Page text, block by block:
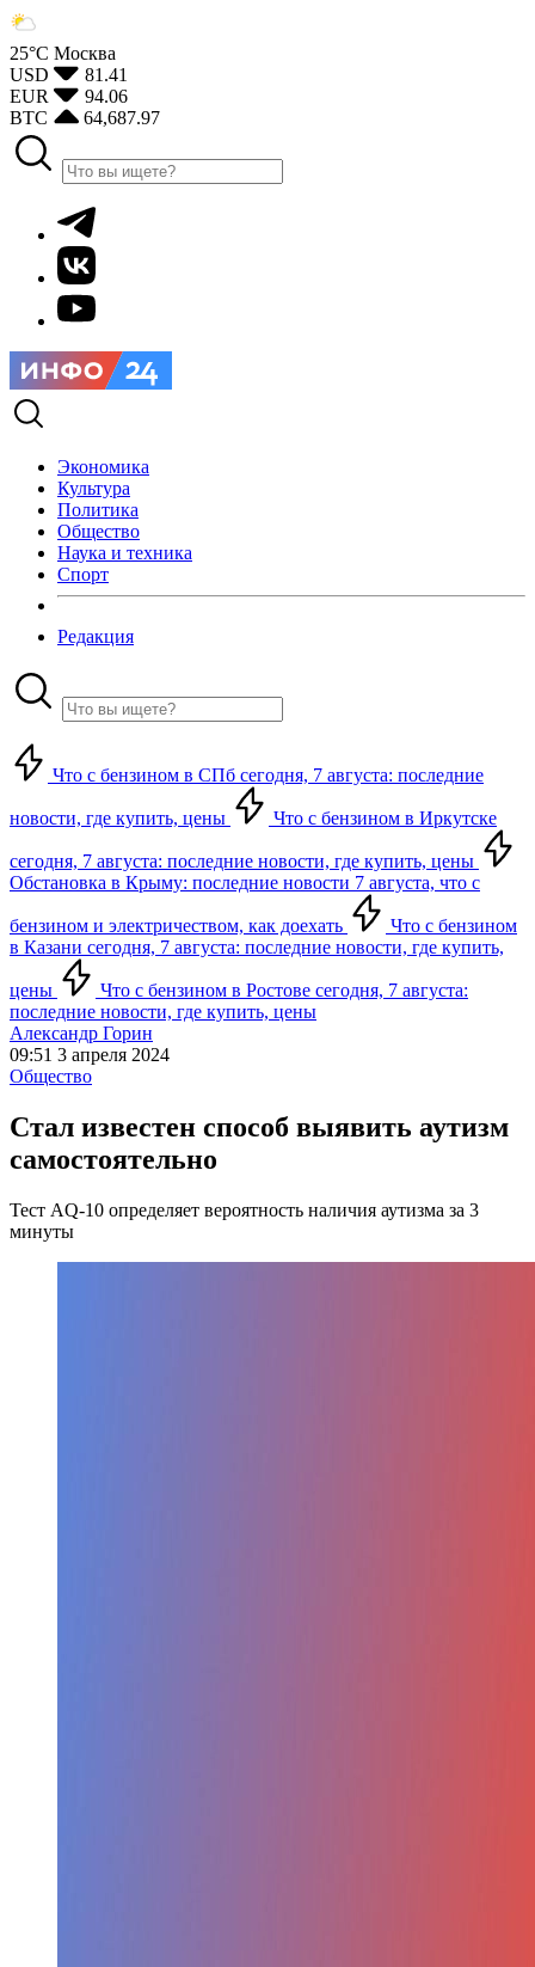
25°С Москва
USD
81.41
EUR
94.06
BTC
64,687.97
Экономика
Культура
Политика
Общество
Наука и техника
Спорт
Редакция
Что с бензином в СПб сегодня, 7 августа: последние
новости, где купить, цены Что с бензином в Иркутске
сегодня, 7 августа: последние новости, где купить, цены
Обстановка в Крыму: последние новости 7 августа, что с
бензином и электричеством, как доехать
Что с бензином
в Казани сегодня, 7 августа: последние новости, где купить,
цены
Что с бензином в Ростове сегодня, 7 августа:
последние новости, где купить, цены
Александр Горин
09:51 3 апреля 2024
Общество
Стал известен способ выявить аутизм
самостоятельно
Тест AQ-10 определяет вероятность наличия аутизма за 3
минуты